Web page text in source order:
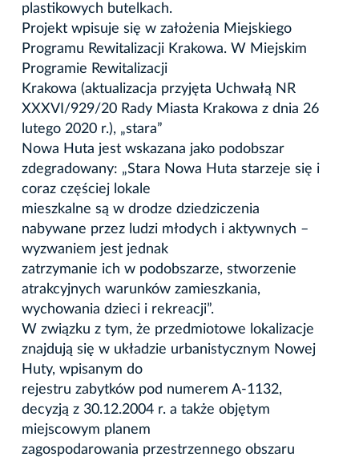
plastikowych butelkach.
Projekt wpisuje się w założenia Miejskiego
Programu Rewitalizacji Krakowa. W Miejskim
Programie Rewitalizacji
Krakowa (aktualizacja przyjęta Uchwałą NR
XXXVI/929/20 Rady Miasta Krakowa z dnia 26
lutego 2020 r.), „stara”
Nowa Huta jest wskazana jako podobszar
zdegradowany: „Stara Nowa Huta starzeje się i
coraz częściej lokale
mieszkalne są w drodze dziedziczenia
nabywane przez ludzi młodych i aktywnych –
wyzwaniem jest jednak
zatrzymanie ich w podobszarze, stworzenie
atrakcyjnych warunków zamieszkania,
wychowania dzieci i rekreacji”.
W związku z tym, że przedmiotowe lokalizacje
znajdują się w układzie urbanistycznym Nowej
Huty, wpisanym do
rejestru zabytków pod numerem A-1132,
decyzją z 30.12.2004 r. a także objętym
miejscowym planem
zagospodarowania przestrzennego obszaru